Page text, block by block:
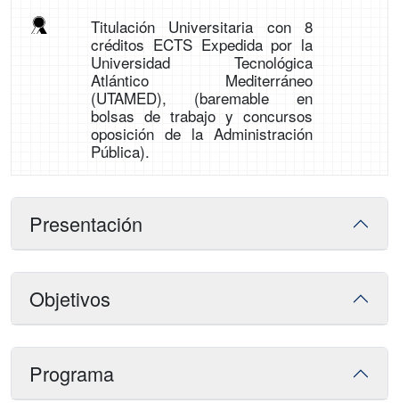
Titulación Universitaria con 8
créditos ECTS Expedida por la
Universidad Tecnológica
Atlántico Mediterráneo
(UTAMED), (baremable en
bolsas de trabajo y concursos
oposición de la Administración
Pública).
Presentación
Objetivos
Programa